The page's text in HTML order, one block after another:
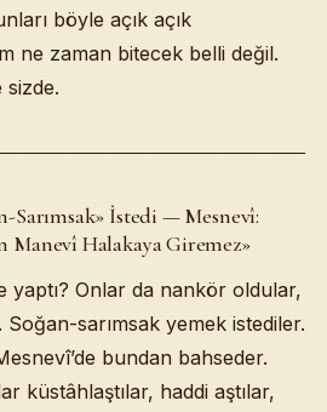
böyle açık açık
ne zaman bitecek belli değil.
sizde.
Sarımsak» İstedi — Mesnevî:
Manevî Halakaya Giremez»
yaptı? Onlar da nankör oldular,
Soğan-sarımsak yemek istediler.
bundan bahseder.
küstâhlaştılar, haddi aştılar,